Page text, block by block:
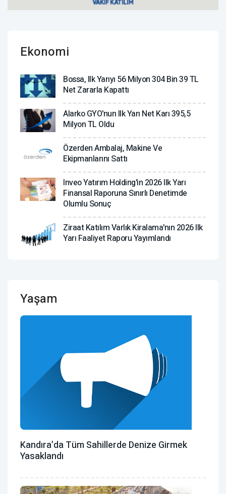
Ekonomi
Bossa, Ilk Yarıyı 56 Milyon 304 Bin 39 TL
Net Zararla Kapattı
Alarko GYO'nun Ilk Yarı Net Karı 395,5
Milyon TL Oldu
Özerden Ambalaj, Makine Ve
Ekipmanlarını Sattı
Inveo Yatırım Holding'in 2026 Ilk Yarı
Finansal Raporuna Sınırlı Denetimde
Olumlu Sonuç
Ziraat Katılım Varlık Kiralama'nın 2026 Ilk
Yarı Faaliyet Raporu Yayımlandı
Yaşam
Kandıra’da Tüm Sahillerde Denize Girmek
Yasaklandı